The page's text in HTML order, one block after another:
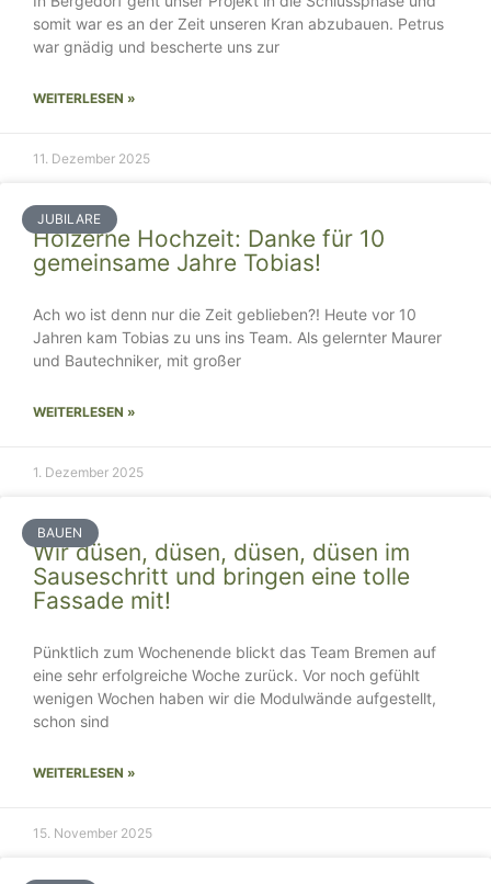
somit war es an der Zeit unseren Kran abzubauen. Petrus
war gnädig und bescherte uns zur
WEITERLESEN »
11. Dezember 2025
JUBILARE
Hölzerne Hochzeit: Danke für 10
gemeinsame Jahre Tobias!
Ach wo ist denn nur die Zeit geblieben?! Heute vor 10
Jahren kam Tobias zu uns ins Team. Als gelernter Maurer
und Bautechniker, mit großer
WEITERLESEN »
1. Dezember 2025
BAUEN
Wir düsen, düsen, düsen, düsen im
Sauseschritt und bringen eine tolle
Fassade mit!
Pünktlich zum Wochenende blickt das Team Bremen auf
eine sehr erfolgreiche Woche zurück. Vor noch gefühlt
wenigen Wochen haben wir die Modulwände aufgestellt,
schon sind
WEITERLESEN »
15. November 2025